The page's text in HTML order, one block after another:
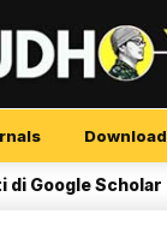
Download
Scholar